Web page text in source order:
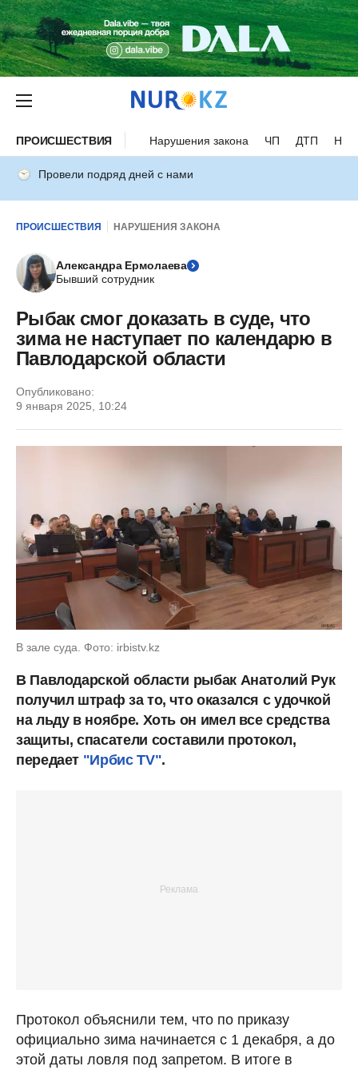
ПРОИСШЕСТВИЯ Нарушения закона ЧП ДТП
Провели подряд дней с нами
ПРОИСШЕСТВИЯ НАРУШЕНИЯ ЗАКОНА
Александра Ермолаева
Бывший сотрудник
Рыбак смог доказать в суде, что
зима не наступает по календарю в
Павлодарской области
Опубликовано:
9 января 2025, 10:24
В зале суда. Фото: irbistv.kz
В Павлодарской области рыбак Анатолий Рук
получил штраф за то, что оказался с удочкой
на льду в ноябре. Хоть он имел все средства
защиты, спасатели составили протокол,
передает "Ирбис TV".
Протокол объяснили тем, что по приказу
официально зима начинается с 1 декабря, а до
этой даты ловля под запретом. В итоге в